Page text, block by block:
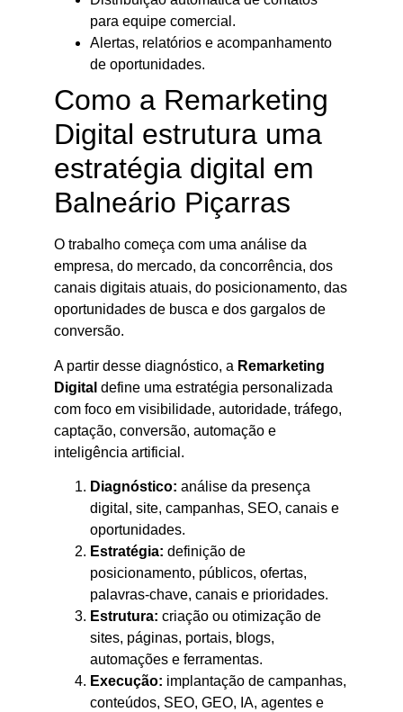
para equipe comercial.
Alertas, relatórios e acompanhamento
de oportunidades.
Como a Remarketing
Digital estrutura uma
estratégia digital em
Balneário Piçarras
O trabalho começa com uma análise da
empresa, do mercado, da concorrência, dos
canais digitais atuais, do posicionamento, das
oportunidades de busca e dos gargalos de
conversão.
A partir desse diagnóstico, a Remarketing
Digital define uma estratégia personalizada
com foco em visibilidade, autoridade, tráfego,
captação, conversão, automação e
inteligência artificial.
Diagnóstico: análise da presença
digital, site, campanhas, SEO, canais e
oportunidades.
Estratégia: definição de
posicionamento, públicos, ofertas,
palavras-chave, canais e prioridades.
Estrutura: criação ou otimização de
sites, páginas, portais, blogs,
automações e ferramentas.
Execução: implantação de campanhas,
conteúdos, SEO, GEO, IA, agentes e